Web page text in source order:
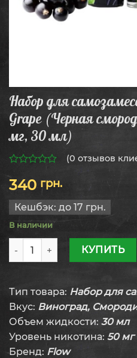
Набор для
Grape (Черная
мг, 30 мл)
из
5
(0 отзывов
340 грн.
Кешбэк: до 17 грн.
В наличии
Количество товара Набор
КУПИТЬ
Тип товара: Набор для
Вкус: Виноград,
Объем жидкости: 30 мл
Уровень никотина: 50 мг
Бренд: Flow